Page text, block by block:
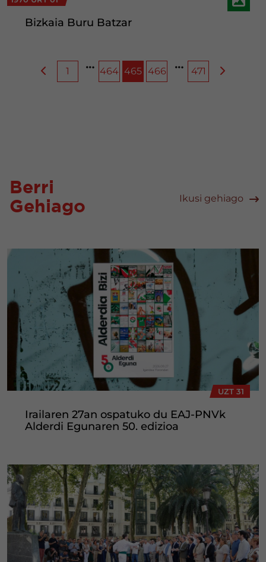
Bizkaia Buru Batzar
1 464 465 466 471
Berri
Gehiago
Ikusi gehiago
UZT 31
Irailaren 27an ospatuko du EAJ-PNVk
Alderdi Egunaren 50. edizioa